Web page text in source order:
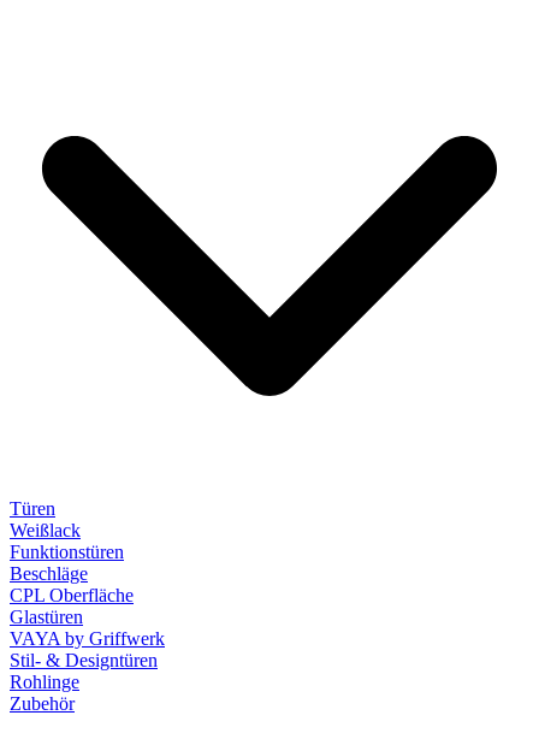
Türen
Weißlack
Funktionstüren
Beschläge
CPL Oberfläche
Glastüren
VAYA by Griffwerk
Stil- & Designtüren
Rohlinge
Zubehör